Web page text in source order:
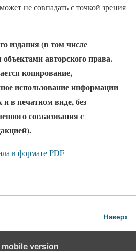
не совпадать с точкой зрения
издания (в том числе
авторского права.
копирование,
использование информации
в печатном виде, без
согласования с
в формате PDF
Наверх
mobile version